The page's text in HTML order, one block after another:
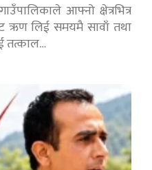
आफ्नो क्षेत्रभित्र
ऋण लिई समयमै सावाँ तथा
तत्काल…